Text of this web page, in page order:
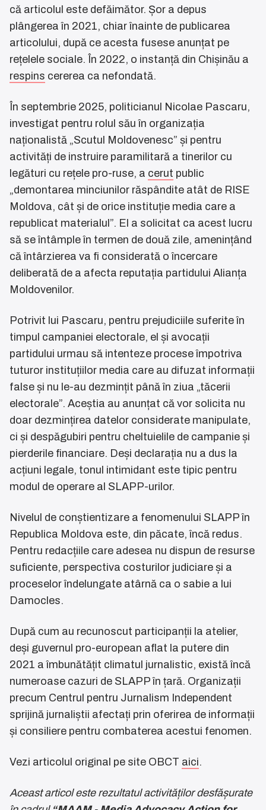
că articolul este defăimător. Șor a depus
plângerea în 2021, chiar înainte de publicarea
articolului, după ce acesta fusese anunțat pe
rețelele sociale. În 2022, o instanță din Chișinău a
respins cererea ca nefondată.
În septembrie 2025, politicianul Nicolae Pascaru,
investigat pentru rolul său în organizația
naționalistă „Scutul Moldovenesc” și pentru
activități de instruire paramilitară a tinerilor cu
legături cu rețele pro-ruse, a cerut public
„demontarea minciunilor răspândite atât de RISE
Moldova, cât și de orice instituție media care a
republicat materialul”. El a solicitat ca acest lucru
să se întâmple în termen de două zile, amenințând
că întârzierea va fi considerată o încercare
deliberată de a afecta reputația partidului Alianța
Moldovenilor.
Potrivit lui Pascaru, pentru prejudiciile suferite în
timpul campaniei electorale, el și avocații
partidului urmau să intenteze procese împotriva
tuturor instituțiilor media care au difuzat informații
false și nu le-au dezmințit până în ziua „tăcerii
electorale”. Aceștia au anunțat că vor solicita nu
doar dezmințirea datelor considerate manipulate,
ci și despăgubiri pentru cheltuielile de campanie și
pierderile financiare. Deși declarația nu a dus la
acțiuni legale, tonul intimidant este tipic pentru
modul de operare al SLAPP-urilor.
Nivelul de conștientizare a fenomenului SLAPP în
Republica Moldova este, din păcate, încă redus.
Pentru redacțiile care adesea nu dispun de resurse
suficiente, perspectiva costurilor judiciare și a
proceselor îndelungate atârnă ca o sabie a lui
Damocles.
După cum au recunoscut participanții la atelier,
deși guvernul pro-european aflat la putere din
2021 a îmbunătățit climatul jurnalistic, există încă
numeroase cazuri de SLAPP în țară. Organizații
precum Centrul pentru Jurnalism Independent
sprijină jurnaliștii afectați prin oferirea de informații
și consiliere pentru combaterea acestui fenomen.
Vezi articolul original pe site OBCT aici.
Aceast articol este rezultatul activităților desfășurate